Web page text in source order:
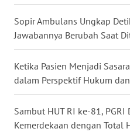
Sopir Ambulans Ungkap
Jawabannya Berubah Saat
Ketika Pasien Menjadi
dalam Perspektif Hukum
Sambut HUT RI ke-81, PGRI
Kemerdekaan dengan Total
WN
LAMPUNG
WN
JATENG
WN
NUSANTARA